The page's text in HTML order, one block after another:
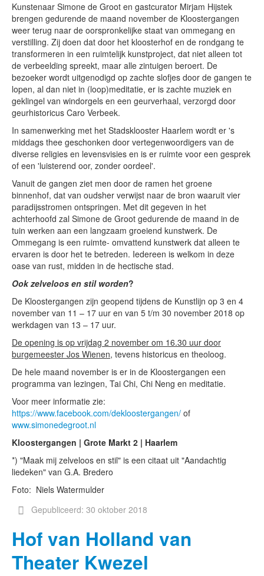
Kunstenaar Simone de Groot en gastcurator Mirjam Hijstek
brengen gedurende de maand november de Kloostergangen
weer terug naar de oorspronkelijke staat van ommegang en
verstilling. Zij doen dat door het kloosterhof en de rondgang te
transformeren in een ruimtelijk kunstproject, dat niet alleen tot
de verbeelding spreekt, maar alle zintuigen beroert. De
bezoeker wordt uitgenodigd op zachte slofjes door de gangen te
lopen, al dan niet in (loop)meditatie, er is zachte muziek en
geklingel van windorgels en een geurverhaal, verzorgd door
geurhistoricus Caro Verbeek.
In samenwerking met het Stadsklooster Haarlem wordt er 's
middags thee geschonken door vertegenwoordigers van de
diverse religies en levensvisies en is er ruimte voor een gesprek
of een 'luisterend oor, zonder oordeel'.
Vanuit de gangen ziet men door de ramen het groene
binnenhof, dat van oudsher verwijst naar de bron waaruit vier
paradijsstromen ontspringen. Met dit gegeven in het
achterhoofd zal Simone de Groot gedurende de maand in de
tuin werken aan een langzaam groeiend kunstwerk. De
Ommegang is een ruimte- omvattend kunstwerk dat alleen te
ervaren is door het te betreden. Iedereen is welkom in deze
oase van rust, midden in de hectische stad.
Ook zelveloos en stil worden?
De Kloostergangen zijn geopend tijdens de Kunstlijn op 3 en 4
november van 11 – 17 uur en van 5 t/m 30 november 2018 op
werkdagen van 13 – 17 uur.
De opening is op vrijdag 2 november om 16.30 uur door
burgemeester Jos Wienen, tevens historicus en theoloog.
De hele maand november is er in de Kloostergangen een
programma van lezingen, Tai Chi, Chi Neng en meditatie.
Voor meer informatie zie:
https://www.facebook.com/dekloostergangen/ of
www.simonedegroot.nl
Kloostergangen | Grote Markt 2 | Haarlem
*) "Maak mij zelveloos en stil" is een citaat uit "Aandachtig
liedeken" van G.A. Bredero
Foto: Niels Watermulder
Gepubliceerd: 30 oktober 2018
Hof van Holland van
Theater Kwezel